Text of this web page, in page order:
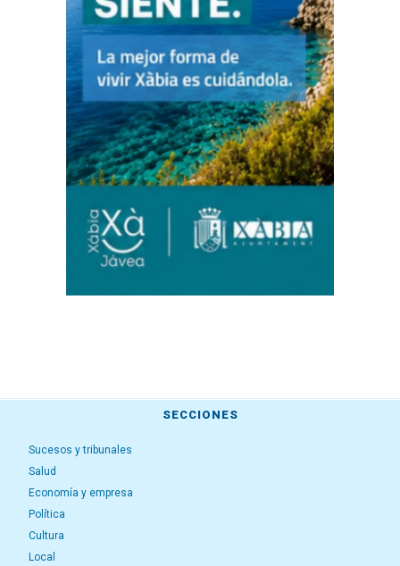
SECCIONES
Sucesos y tribunales
Salud
Economía y empresa
Política
Cultura
Local